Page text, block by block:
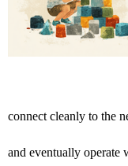
connect cleanly to the
and eventually operate